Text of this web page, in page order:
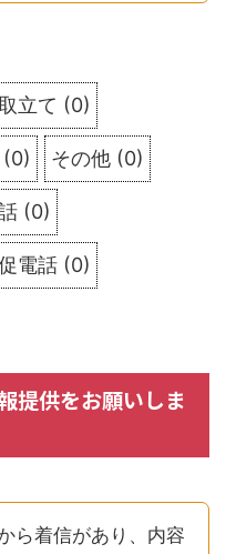
立て (0)
(0) その他 (0)
(0)
電話 (0)
提供をお願いしま
ら着信があり、内容